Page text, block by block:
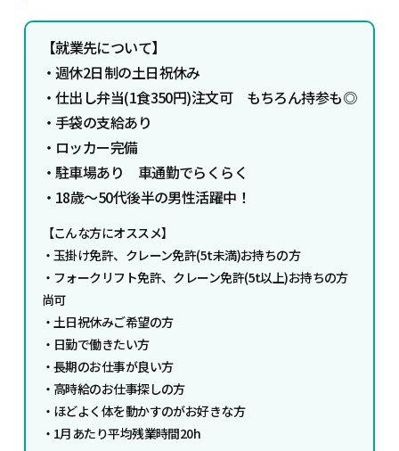
【就業先について】
・週休2日制の土日祝休み
・仕出し弁当(1食350円)注文可 もちろん持参も◎
・手袋の支給あり
・ロッカー完備
・駐車場あり 車通勤でらくらく
・18歳～50代後半の男性活躍中！
【こんな方にオススメ】
・玉掛け免許、クレーン免許(5t未満)お持ちの方
・フォークリフト免許、クレーン免許(5t以上)お持ちの方
尚可
・土日祝休みご希望の方
・日勤で働きたい方
・長期のお仕事が良い方
・高時給のお仕事探しの方
・ほどよく体を動かすのがお好きな方
・1月あたり平均残業時間20h